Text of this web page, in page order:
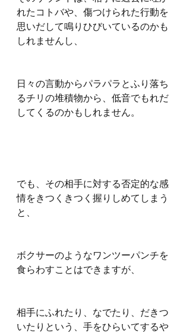
れたコトバや、傷つけられた行動を
思いだして鳴りひびいているのかも
しれませんし、
日々の言動からパラパラとふり落ち
るチリの堆積物から、低音でもれだ
してくるのかもしれません。
でも、その相手に対する否定的な感
情をきつくきつく握りしめてしまう
と、
ボクサーのようなワンツーパンチを
食らわすことはできますが、
相手にふれたり、なでたり、だきつ
いたりという、手をひらいてするや